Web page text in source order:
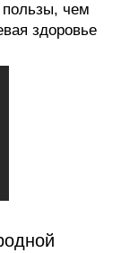
чем
здоровье